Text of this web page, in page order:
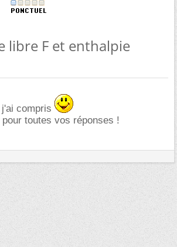
libre F et enthalpie
compris
toutes vos réponses !